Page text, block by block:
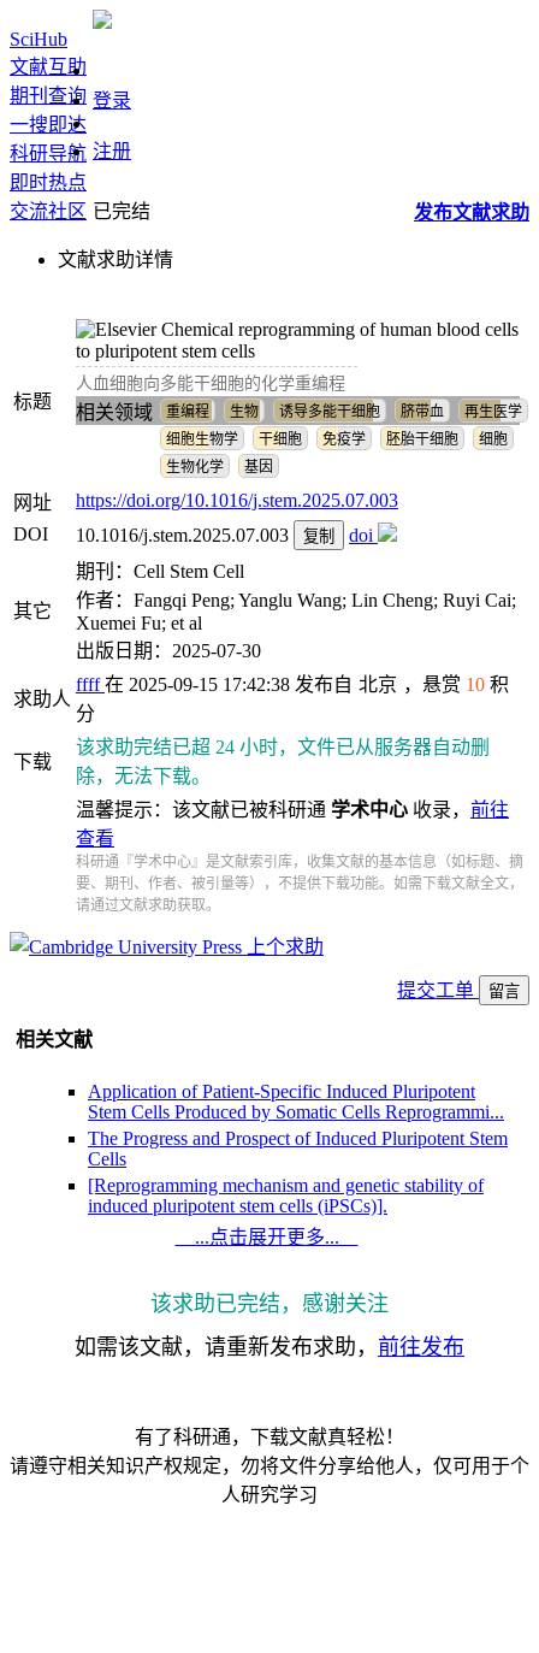
SciHub
文献互助
期刊查询
一搜即达
科研导航
即时热点
交流社区
登录
注册
发布文献求助
已完结
文献求助详情
标题
Chemical reprogramming of human blood cells
to pluripotent stem cells
人血细胞向多能干细胞的化学重编程
相关领域 重编程 生物 诱导多能干细胞 脐带血
再生医学
细胞生物学
干细胞 免疫学 胚胎干细胞
细胞
生物化学
基因
网址
https://doi.org/10.1016/j.stem.2025.07.003
DOI
10.1016/j.stem.2025.07.003 复制 doi
其它
期刊：Cell Stem Cell
作者：Fangqi Peng; Yanglu Wang; Lin Cheng; Ruyi Cai;
Xuemei Fu; et al
出版日期：2025-07-30
求助人
ffff在 2025-09-15 17:42:38 发布自 北京 ，悬赏 10 积
分
下载
该求助完结已超 24 小时，文件已从服务器自动删
除，无法下载。
温馨提示：该文献已被科研通 学术中心 收录， 前往
查看
科研通『学术中心』是文献索引库，收集文献的基本信息（如标题、摘
要、期刊、作者、被引量等），不提供下载功能。如需下载文献全文，
请通过文献求助获取。
上个求助
提交工单 留言
相关文献
Application of Patient-Specific Induced Pluripotent
Stem Cells Produced by Somatic Cells Reprogrammi...
The Progress and Prospect of Induced Pluripotent Stem
Cells
[Reprogramming mechanism and genetic stability of
induced pluripotent stem cells (iPSCs)].
Generation of Induced Pluripotent Stem Cells
mammalian cell using FLAG -Tag
An Insight into Reprogramming Barriers to iPSC
Generation
Research progress cellular reprogramming technology
and induced pluripotent stem cells for retinal d...
Generation of Induced Pluripotent Stem Cells
...点击展开更多...
该求助已完结，感谢关注
如需该文献，请重新发布求助， 前往发布
有了科研通，下载文献真轻松！
请遵守相关知识产权规定，勿将文件分享给他人，仅可用于个
人研究学习